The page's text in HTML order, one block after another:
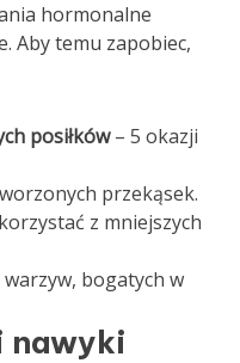
hormonalne
Aby temu zapobiec,
posiłków– 5 okazji
przekąsek.
z mniejszych
warzyw, bogatych w
nawyki